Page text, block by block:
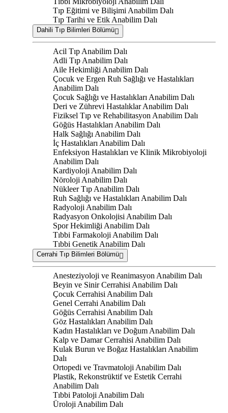
Tıp Eğitimi ve Bilişimi Anabilim Dalı
Tıp Tarihi ve Etik Anabilim Dalı
Dahili Tıp Bilimleri Bölümü
Acil Tıp Anabilim Dalı
Adli Tıp Anabilim Dalı
Aile Hekimliği Anabilim Dalı
Çocuk ve Ergen Ruh Sağlığı ve Hastalıkları
Anabilim Dalı
Çocuk Sağlığı ve Hastalıkları Anabilim Dalı
Deri ve Zührevi Hastalıklar Anabilim Dalı
Fiziksel Tıp ve Rehabilitasyon Anabilim Dalı
Göğüs Hastalıkları Anabilim Dalı
Halk Sağlığı Anabilim Dalı
İç Hastalıkları Anabilim Dalı
Enfeksiyon Hastalıkları ve Klinik Mikrobiyoloji
Anabilim Dalı
Kardiyoloji Anabilim Dalı
Nöroloji Anabilim Dalı
Nükleer Tıp Anabilim Dalı
Ruh Sağlığı ve Hastalıkları Anabilim Dalı
Radyoloji Anabilim Dalı
Radyasyon Onkolojisi Anabilim Dalı
Spor Hekimliği Anabilim Dalı
Tıbbi Farmakoloji Anabilim Dalı
Tıbbi Genetik Anabilim Dalı
Cerrahi Tıp Bilimleri Bölümü
Anesteziyoloji ve Reanimasyon Anabilim Dalı
Beyin ve Sinir Cerrahisi Anabilim Dalı
Çocuk Cerrahisi Anabilim Dalı
Genel Cerrahi Anabilim Dalı
Göğüs Cerrahisi Anabilim Dalı
Göz Hastalıkları Anabilim Dalı
Kadın Hastalıkları ve Doğum Anabilim Dalı
Kalp ve Damar Cerrahisi Anabilim Dalı
Kulak Burun ve Boğaz Hastalıkları Anabilim
Dalı
Ortopedi ve Travmatoloji Anabilim Dalı
Plastik, Rekonstrüktif ve Estetik Cerrahi
Anabilim Dalı
Tıbbi Patoloji Anabilim Dalı
Üroloji Anabilim Dalı